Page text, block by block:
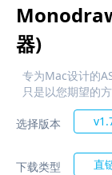
器)
专为Mac设计的
只是以您期望的方
选择版本
下载类型 直